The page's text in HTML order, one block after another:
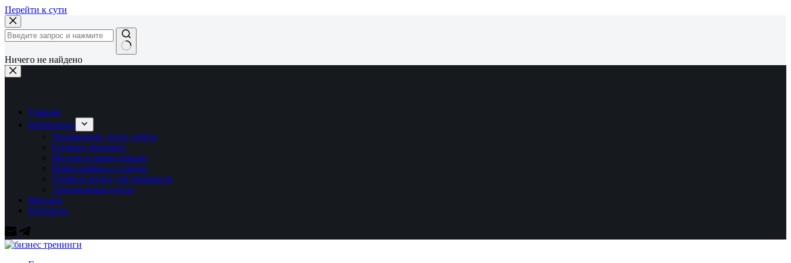
Перейти к сути
Ничего не найдено
Главная
Библиотека
Упражнения, игры, кейсы
Готовые тренинги
Модели и мини-лекции
Инфографика и слайды
Учебное видео для тренингов
Электронные курсы
Магазин
Контакты